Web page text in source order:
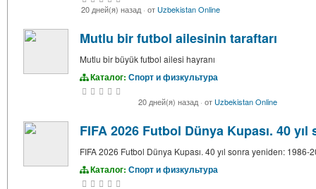
20 дней(я) назад · от Uzbekistan Online
Mutlu bir futbol ailesinin taraftarı
Mutlu bir büyük futbol ailesi hayranı
Каталог: Спорт и физкультура
20 дней(я) назад · от Uzbekistan Online
FIFA 2026 Futbol Dünya Kupası. 40
FIFA 2026 Futbol Dünya Kupası. 40 yıl sonra yeniden: 1986-
Каталог: Спорт и физкультура